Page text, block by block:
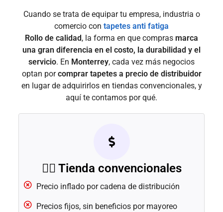
Cuando se trata de equipar tu empresa, industria o
comercio con tapetes anti fatiga
Rollo de calidad, la forma en que compras marca
una gran diferencia en el costo, la durabilidad y el
servicio. En Monterrey, cada vez más negocios
optan porcomprar tapetes a precio de distribuidor
en lugar de adquirirlos en tiendas convencionales, y
aquí te contamos por qué.
🧍‍♂️ Tienda convencionales
Precio inflado por cadena de distribución
Precios fijos, sin beneficios por mayoreo